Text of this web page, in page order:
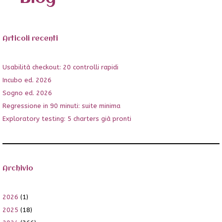
Articoli recenti
Usabilità checkout: 20 controlli rapidi
Incubo ed. 2026
Sogno ed. 2026
Regressione in 90 minuti: suite minima
Exploratory testing: 5 charters già pronti
Archivio
2026 (1)
2025 (18)